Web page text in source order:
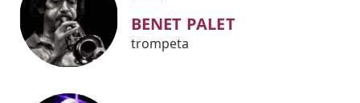
BENET PALET
trompeta